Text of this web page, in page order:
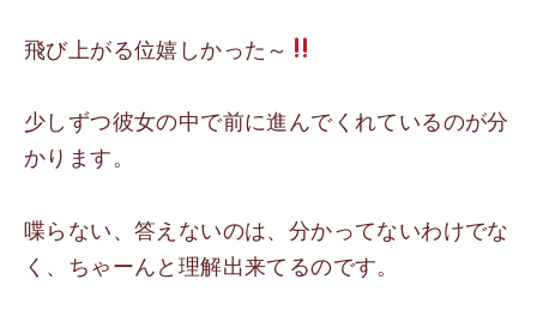
飛び上がる位嬉しかった～
少しずつ彼女の中で前に進んでくれているのが分
かります。
喋らない、答えないのは、分かってないわけでな
く、ちゃーんと理解出来てるのです。